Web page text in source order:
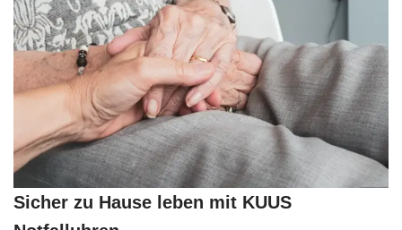
Sicher zu Hause leben mit KUUS